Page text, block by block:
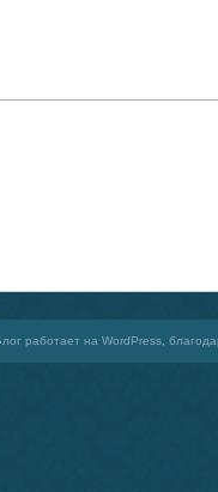
работает на WordPress,